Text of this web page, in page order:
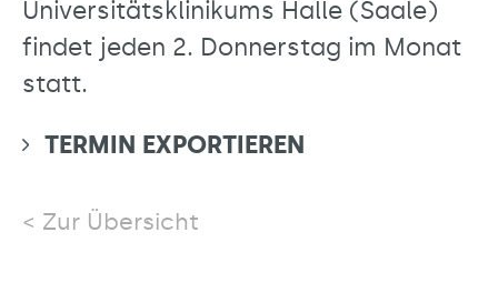
Universitätsklinikums Halle (Saale)
findet jeden 2. Donnerstag im Monat
statt.
TERMIN EXPORTIEREN
Zur Übersicht